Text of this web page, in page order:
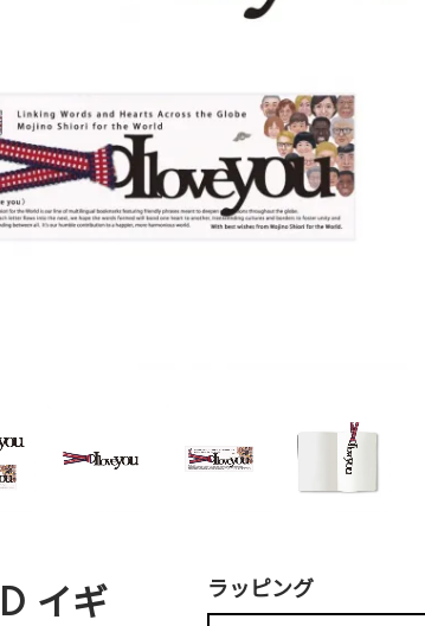
イギ
ラッピング